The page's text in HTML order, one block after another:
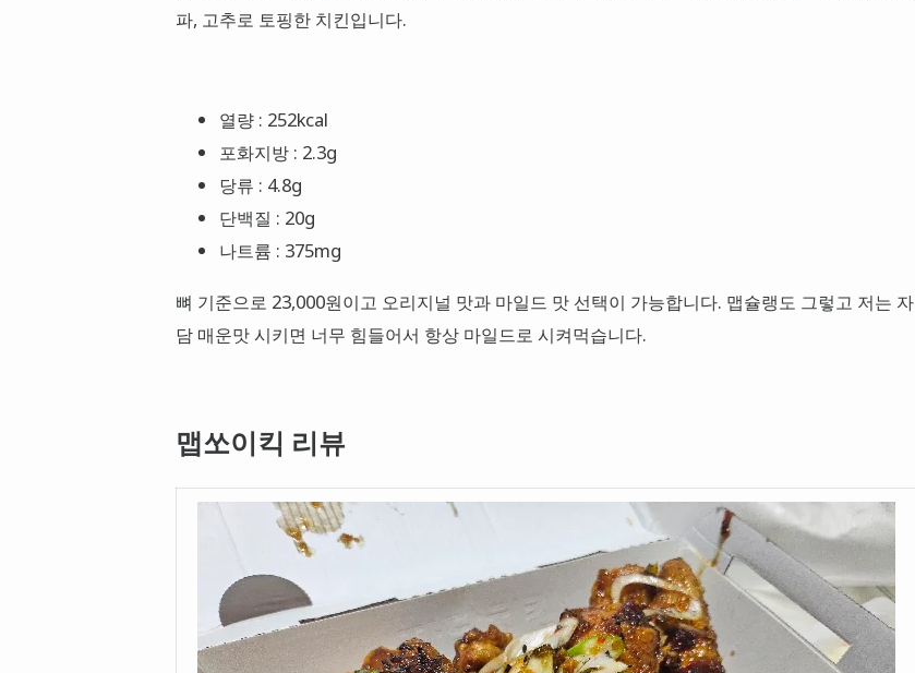
파, 고추로 토핑한 치킨입니다.
열량 : 252kcal
포화지방 : 2.3g
당류 : 4.8g
단백질 : 20g
나트륨 : 375mg
뼈 기준으로 23,000원이고 오리지널 맛과 마일드 맛 선택이 가능합니다. 맵슐랭도 그렇고 저는 자
담 매운맛 시키면 너무 힘들어서 항상 마일드로 시켜먹습니다.
맵쏘이킥 리뷰